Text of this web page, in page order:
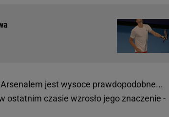
jest wysoce prawdopodobne...
ostatnim czasie wzrosło jego znaczenie -